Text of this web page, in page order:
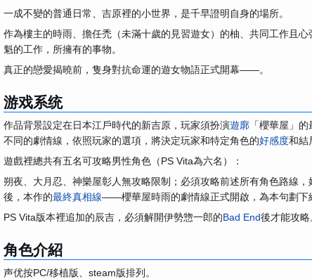
一成不變的普通日常、吉原裡的小世界，是千早證明自身的場所。
作為樓主的時雨、擔任禿（未滿十歲的見習遊女）的柚、共同工作且
魁的工作，所擁有的事物。
真正的戀愛揭曉前，隻身對抗命運的遊女物語正式開幕——。
游戏系统
作品背景設定在日本江戶時代的新吉原，玩家須扮演遊廓 「櫻華屋」
不同的劇情線，依照玩家的選項，將決定玩家和特定角色的好感度和結
遊戲裡總共有五名可攻略男性角色（PS Vita為六名）：
朔夜、大月忍、神樂屋彰人無攻略限制；必須攻略前述所有角色路線
後，本作的最終真相線——櫻華屋時雨的劇情線正式開啟，為本句劃下
PS Vita版本裡追加的辰吉，必須解開伊勢惣一郎的Bad End後才能攻略
角色介紹
声优按PC/移植版、steam版排列。